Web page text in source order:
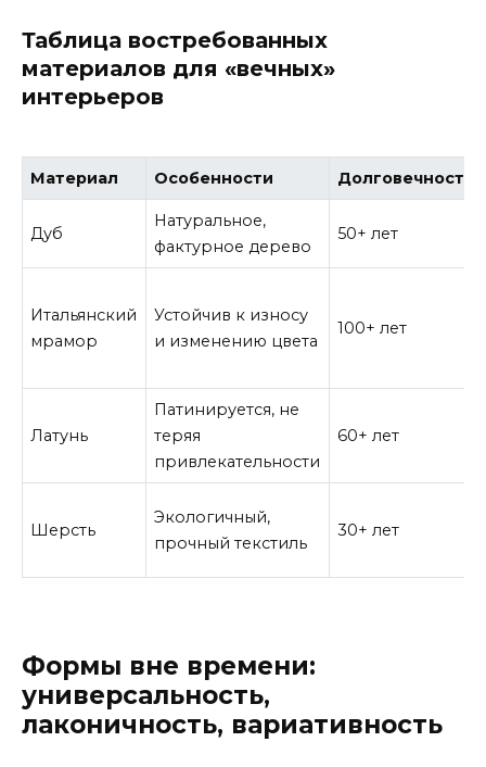
Таблица востребованных
материалов для «вечных»
интерьеров
Материал Особенности Долговечность
Дуб
Натуральное,
фактурное дерево
50+ лет
Итальянский
мрамор
Устойчив к износу
и изменению цвета
100+ лет
Латунь
Патинируется, не
теряя
привлекательности
60+ лет
Шерсть
Экологичный,
прочный текстиль
30+ лет
Формы вне времени:
универсальность,
лаконичность, вариативность